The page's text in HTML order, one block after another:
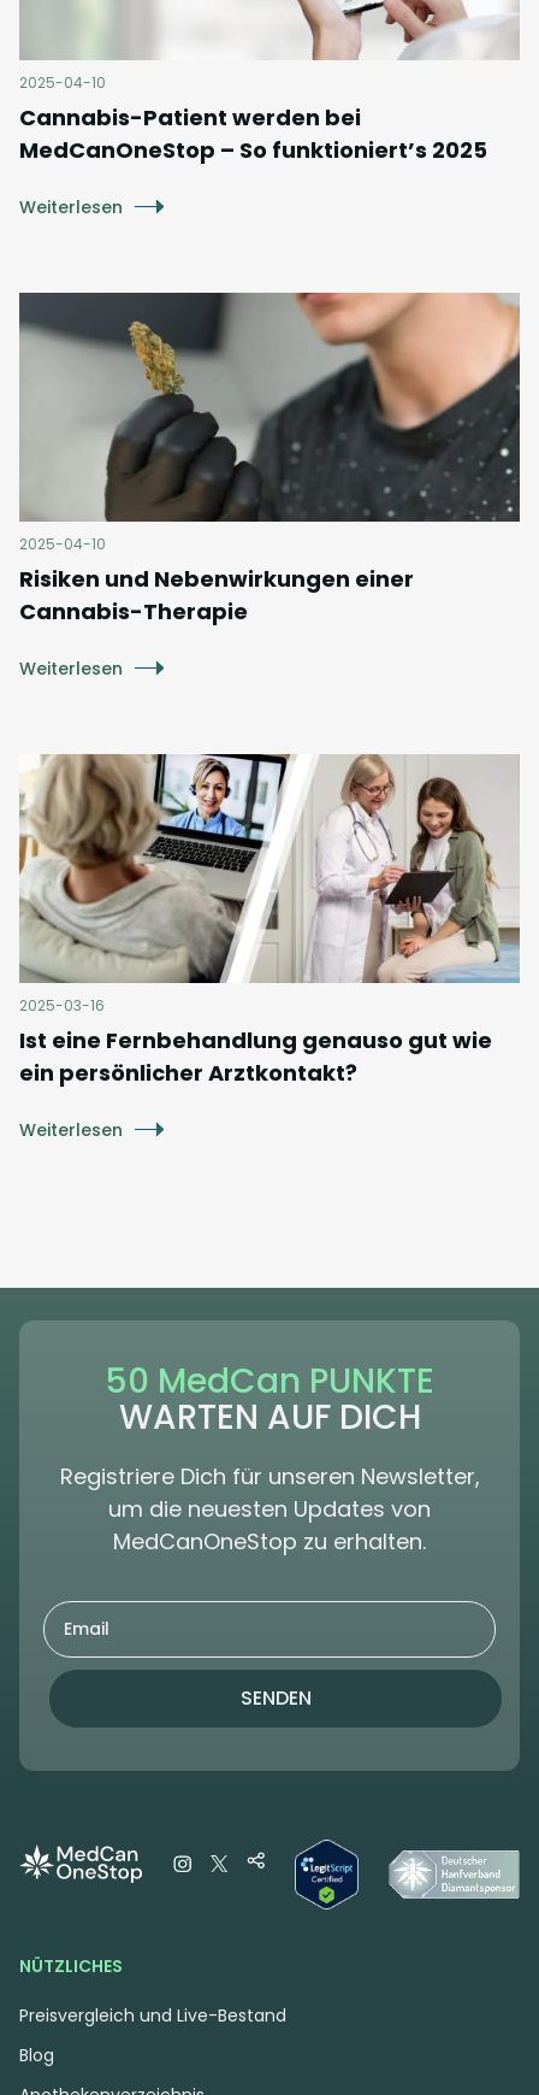
2025-04-10
Cannabis-Patient werden bei
MedCanOneStop – So funktioniert’s 2025
Weiterlesen
2025-04-10
Risiken und Nebenwirkungen einer
Cannabis-Therapie
Weiterlesen
2025-03-16
Ist eine Fernbehandlung genauso gut wie
ein persönlicher Arztkontakt?
Weiterlesen
50 MedCan PUNKTE
WARTEN AUF DICH
Registriere Dich für unseren Newsletter,
um die neuesten Updates von
MedCanOneStop zu erhalten.
SENDEN
NÜTZLICHES
Preisvergleich und Live-Bestand
Blog